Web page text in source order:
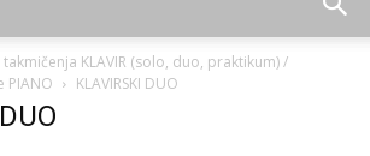
KLAVIR (solo, duo, praktikum) /
PIANO
KLAVIRSKI DUO